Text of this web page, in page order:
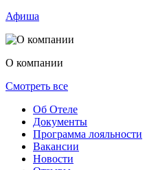
Афиша
О компании
Смотреть все
Об Отеле
Документы
Программа лояльности
Вакансии
Новости